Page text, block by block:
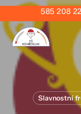
Skip
main
content
585 208
Slavnostní